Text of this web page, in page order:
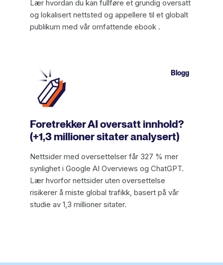
Lær hvordan du kan fullføre et grundig oversatt
og lokalisert nettsted og appellere til et globalt
publikum med vår omfattende ebook .
Blogg
Foretrekker AI oversatt innhold?
(+1,3 millioner sitater analysert)
Nettsider med oversettelser får 327 % mer
synlighet i Google AI Overviews og ChatGPT.
Lær hvorfor nettsider uten oversettelse
risikerer å miste global trafikk, basert på vår
studie av 1,3 millioner sitater.